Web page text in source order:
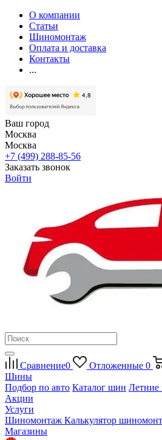
О компании
Статьи
Шиномонтаж
Оплата и доставка
Контакты
...
Ваш город
Москва
Москва
+7 (499) 288-85-56
Заказать звонок
Войти
Сравнение0 Отложенные 0
Шины
Подбор по авто Каталог шин
Акции
Услуги
Шиномонтаж Калькулятор
Магазины